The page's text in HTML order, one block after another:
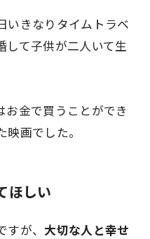
いきなりタイムトラベ
して子供が二人いて生
お金で買うことができ
画でした。
ほしい
が、 大切な人と幸せ